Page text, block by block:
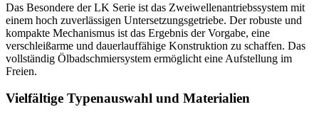
Das Besondere der LK Serie ist das Zweiwellenantriebssystem mit
einem hoch zuverlässigen Untersetzungsgetriebe. Der robuste und
kompakte Mechanismus ist das Ergebnis der Vorgabe, eine
verschleißarme und dauerlauffähige Konstruktion zu schaffen. Das
vollständig Ölbadschmiersystem ermöglicht eine Aufstellung im
Freien.
Vielfältige Typenauswahl und Materialien